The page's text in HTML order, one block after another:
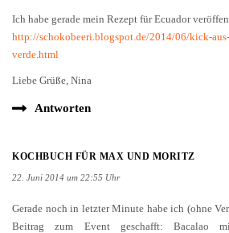
Ich habe gerade mein Rezept für Ecuador
http://schokobeeri.blogspot.de/2014/06/kick-
verde.html
Liebe Grüße, Nina
Antworten
KOCHBUCH FÜR MAX UND MORITZ
22. Juni 2014 um 22:55 Uhr
Gerade noch in letzter Minute habe ich (ohne
Beitrag zum Event geschafft: Bacalao